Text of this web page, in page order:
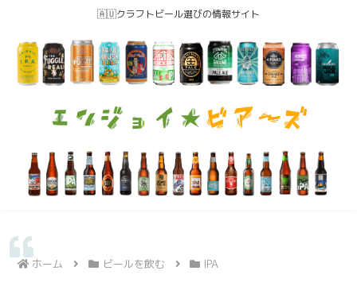
🇦🇺クラフトビール選びの情報サイト
ホーム ビールを飲む IPA